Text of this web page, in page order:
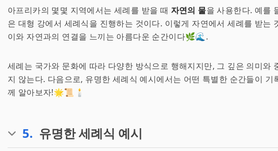
아프리카의 몇몇 지역에서는 세례를 받을 때 자연의 물을 사용한다. 예를
은 대형 강에서 세례식을 진행하는 것이다. 이렇게 자연에서 세례를 받는
이와 자연과의 연결을 느끼는 아름다운 순간이다🌿🌊.
세례는 국가와 문화에 따라 다양한 방식으로 행해지지만, 그 깊은 의미와
지 않는다. 다음으로, 유명한 세례식 예시에서는 어떤 특별한 순간들이 기
께 알아보자!🌟📜🕯️
5. 유명한 세례식 예시